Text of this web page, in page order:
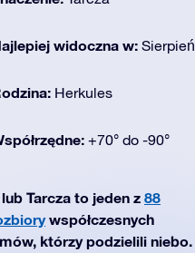
widoczna w: Sierpień
Herkules
+70° do -90°
Tarcza to jeden z 88
współczesnych
którzy podzielili niebo.